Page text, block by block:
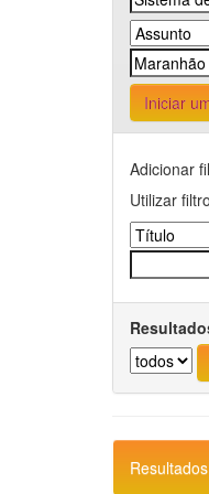
Iniciar
Adicionar
Utilizar